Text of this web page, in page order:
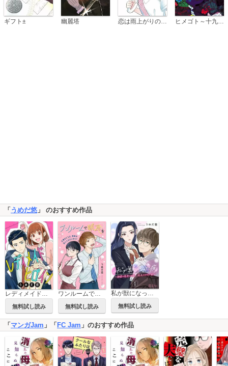
ギフト± 幽麗塔 ヒメゴト～十九歳の制服～
「うめだ悠 」 のおすすめ作品
レディメイドヒロイン【単話】
無料試し読み
ワンルームで朝食を
無料試し読み
私が獣になった夜～初恋の先生との夜、大人になりたい私～
無料試し読み
「 マンガJam 」「 FC Jam 」のおすすめ作品